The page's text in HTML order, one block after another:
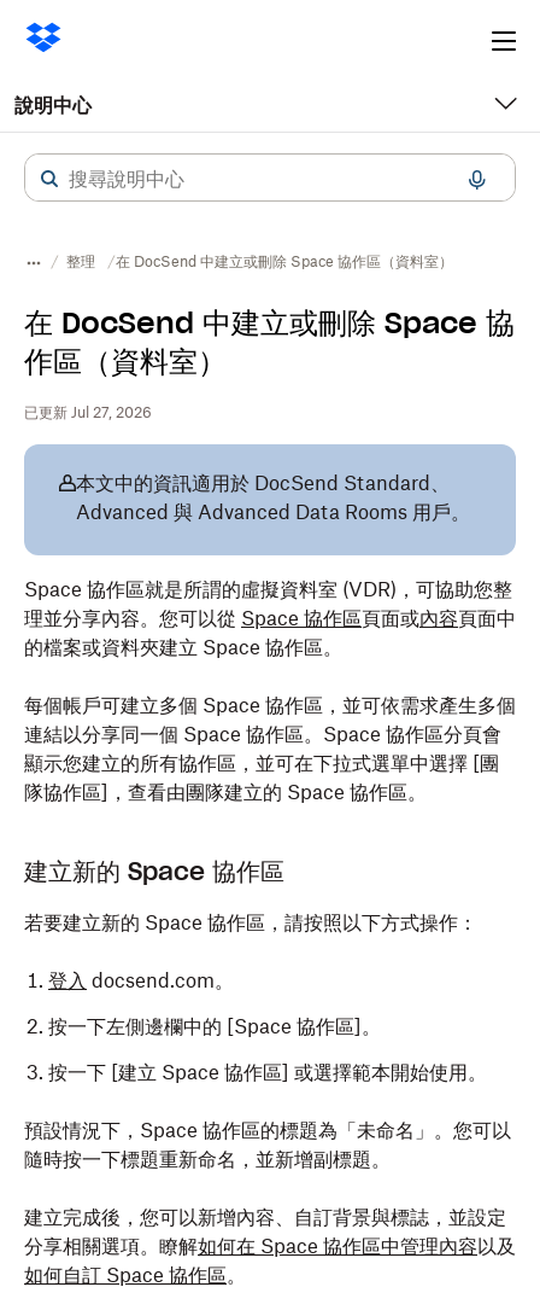
說明中心
整理 在 DocSend 中建立或刪除 Space 協作區（資料室）
在 DocSend 中建立或刪除 Space 協
作區（資料室）
已更新 Jul 27, 2026
本文中的資訊適用於 DocSend Standard、
Advanced 與 Advanced Data Rooms 用戶。
Space 協作區就是所謂的虛擬資料室 (VDR)，可協助您整
理並分享內容。您可以從 Space 協作區頁面或內容頁面中
的檔案或資料夾建立 Space 協作區。
每個帳戶可建立多個 Space 協作區，並可依需求產生多個
連結以分享同一個 Space 協作區。Space 協作區分頁會
顯示您建立的所有協作區，並可在下拉式選單中選擇 [團
隊協作區] ，查看由團隊建立的 Space 協作區。
建立新的 Space 協作區
若要建立新的 Space 協作區，請按照以下方式操作：
登入 docsend.com。
按一下左側邊欄中的 [Space 協作區] 。
按一下 [建立 Space 協作區] 或選擇範本開始使用。
預設情況下，Space 協作區的標題為「未命名」。您可以
隨時按一下標題重新命名，並新增副標題。
建立完成後，您可以新增內容、自訂背景與標誌，並設定
分享相關選項。瞭解如何在 Space 協作區中管理內容以及
如何自訂 Space 協作區。